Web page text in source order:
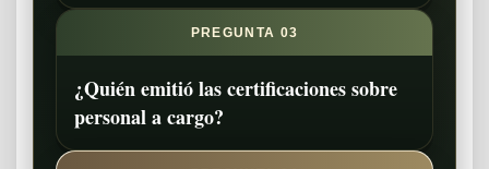
PREGUNTA 03
¿Quién emitió las certificaciones sobre
personal a cargo?